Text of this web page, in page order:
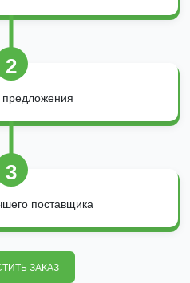
2
предложения
3
поставщика
ЗАКАЗ